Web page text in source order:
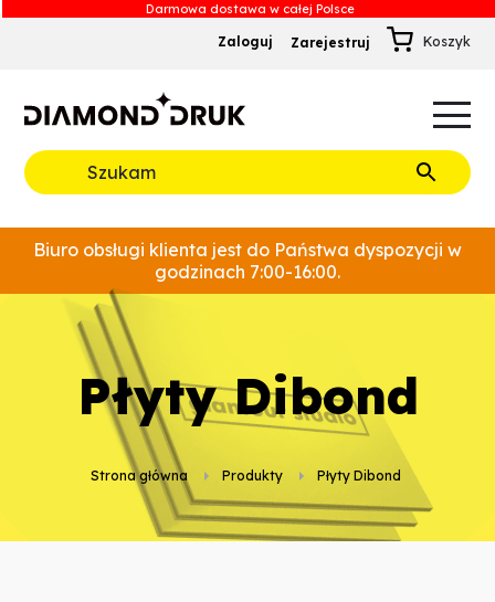
Zaloguj Zarejestruj
Rozwiń
Biuro obsługi klienta jest do Państwa dyspozycji w
godzinach 7:00-16:00.
Strona główna Produkty płyty Dibond
płyty Dibond